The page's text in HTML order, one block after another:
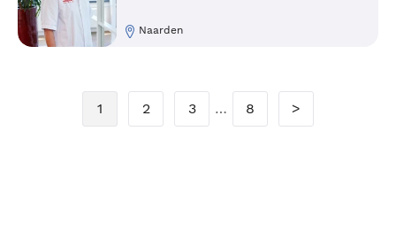
Naarden
1 2 3 … 8 >